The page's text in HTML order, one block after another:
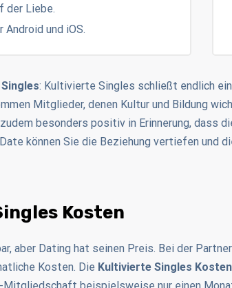
der Liebe.
und iOS.
: Kultivierte Singles schließt endlich
Mitglieder, denen Kultur und Bildung
besonders positiv in Erinnerung, dass
können Sie die Beziehung vertiefen und
Kosten
aber Dating hat seinen Preis. Bei der
Kosten. Die Kultivierte Singles Kosten